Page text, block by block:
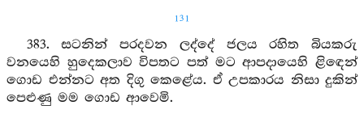
131
383. සටනින් පරදවන ලද්දේ ජලය රහිත බියකරු
වනයෙහි හුදෙකලාව විපතට පත් මට ආපදායෙහි ළිඳෙන්
ගොඩ එන්නට අත දිගු කෙළේය. ඒ උපකාරය නිසා දුකින්
පෙළුණු මම ගොඩ ආවෙමි.